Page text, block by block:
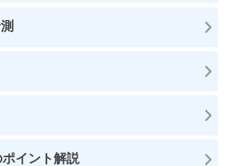
イント解説